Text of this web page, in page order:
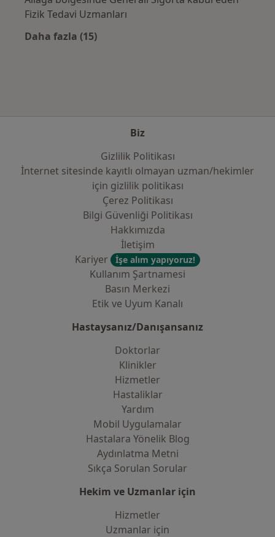
Fizik Tedavi Uzmanları
Daha fazla (15)
Biz
Gizlilik Politikası
İnternet sitesinde kayıtlı olmayan uzman/hekimler
i̇çin gizlilik politikası
Çerez Politikası
Bilgi Güvenliği Politikası
Hakkımızda
İletişim
Kariyer
İşe alım yapıyoruz!
Kullanım Şartnamesi
Basın Merkezi
Etik ve Uyum Kanalı
Hastaysanız/Danışansanız
Doktorlar
Klinikler
Hizmetler
Hastaliklar
Yardım
Mobil Uygulamalar
Hastalara Yönelik Blog
Aydınlatma Metni
Sıkça Sorulan Sorular
Hekim ve Uzmanlar için
Hizmetler
Uzmanlar için